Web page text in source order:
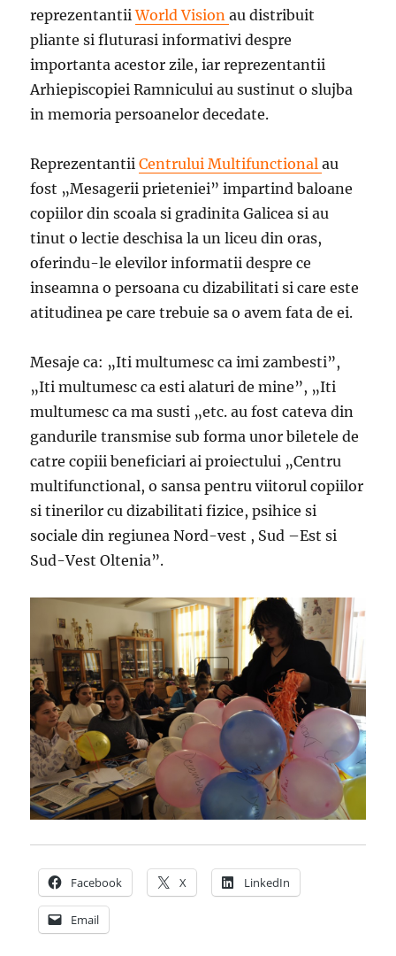
reprezentantiiWorld Visionau distribuit
pliante si fluturasi informativi despre
importanta acestor zile, iar reprezentantii
Arhiepiscopiei Ramnicului au sustinut o slujba
in memoria persoanelor decedate.
ReprezentantiiCentrului Multifunctionalau
fost „Mesagerii prieteniei” impartind baloane
copiilor din scoala si gradinita Galicea si au
tinut o lectie deschisa la un liceu din oras,
oferindu-le elevilor informatii despre ce
inseamna o persoana cu dizabilitati si care este
atitudinea pe care trebuie sa o avem fata de ei.
Mesaje ca: „Iti multumesc ca imi zambesti”,
„Iti multumesc ca esti alaturi de mine”, „Iti
multumesc ca ma susti „etc. au fost cateva din
gandurile transmise sub forma unor biletele de
catre copiii beneficiari ai proiectului „Centru
multifunctional, o sansa pentru viitorul copiilor
si tinerilor cu dizabilitati fizice, psihice si
sociale din regiunea Nord-vest , Sud –Est si
Sud-Vest Oltenia”.
Facebook X LinkedIn
Email